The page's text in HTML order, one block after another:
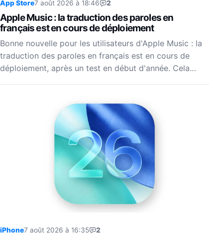
App Store7 août 2026 à 18:46 2
Apple Music : la traduction des paroles en
français est en cours de déploiement
Bonne nouvelle pour les utilisateurs d'Apple Music : la
traduction des paroles en français est en cours de
déploiement, après un test en début d'année. Cela…
iPhone7 août 2026 à 16:35 2